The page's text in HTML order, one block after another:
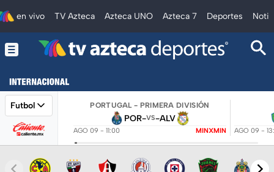
en vivo TV Azteca Azteca UNO Azteca 7 Deportes
Futbol PORTUGAL - PRIMERA DIVISIÓN
POR-VS-ALV
AGO 09 - 11:00 MINXMIN AGO 09 -